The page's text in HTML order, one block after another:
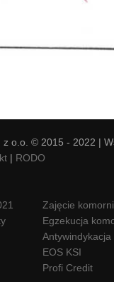
z o.o. © 2015 - 2022 |
| RODO
Zajęcie
Egzekucja
Antywindykacja
EOS KSI
Profi Credit